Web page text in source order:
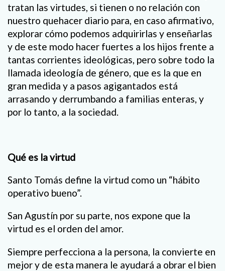
tratan las virtudes, si tienen o no relación con
nuestro quehacer diario para, en caso afirmativo,
explorar cómo podemos adquirirlas y enseñarlas
y de este modo hacer fuertes a los hijos frente a
tantas corrientes ideológicas, pero sobre todo la
llamada ideología de género, que es la que en
gran medida y a pasos agigantados está
arrasando y derrumbando a familias enteras, y
por lo tanto, a la sociedad.
Qué es la virtud
Santo Tomás define la virtud como un “hábito
operativo bueno”.
San Agustín por su parte, nos expone que la
virtud es el orden del amor.
Siempre perfecciona a la persona, la convierte en
mejor y de esta manera le ayudará a obrar el bien